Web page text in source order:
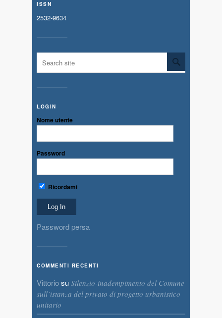
ISSN
2532-9634
LOGIN
Nome utente
Password
Ricordami
Password persa
COMMENTI RECENTI
Vittoriosu Silenzio-inadempimento del Comune
sull’istanza del privato di progetto urbanistico
unitario